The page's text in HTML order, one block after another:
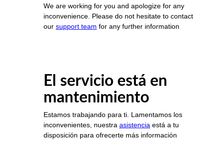
We are working for you and apologize for any
inconvenience. Please do not hesitate to contact
our support team for any further information
El servicio está en
mantenimiento
Estamos trabajando para ti. Lamentamos los
inconvenientes, nuestra asistencia está a tu
disposición para ofrecerte más información